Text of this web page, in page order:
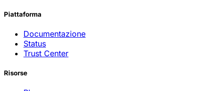
Piattaforma
Documentazione
Status
Trust Center
Risorse